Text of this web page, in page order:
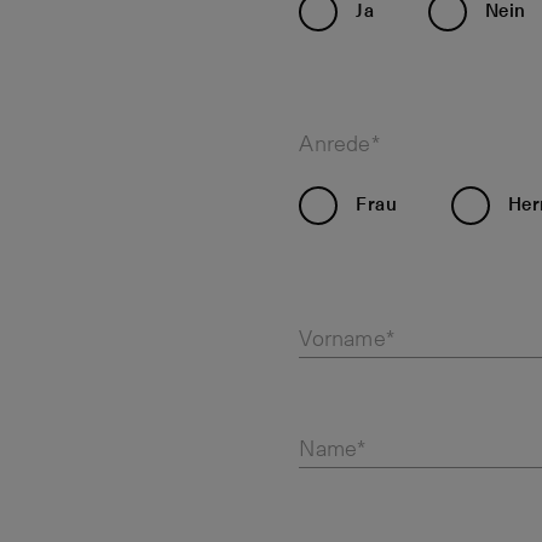
Ja Nein
Anrede*
Frau
Vorname*
Name*